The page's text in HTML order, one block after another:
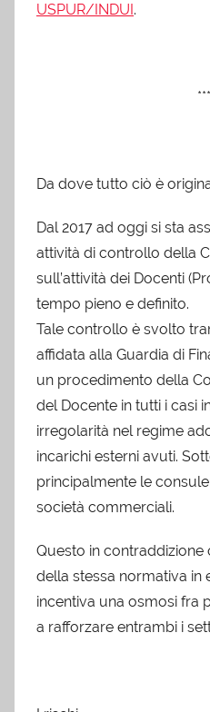
USPUR/INDUI.
***
Da dove tutto ciò è
Dal 2017 ad oggi si sta
attività di controllo della
sull’attività dei Docenti
tempo pieno e definito.
Tale controllo è svolto
affidata alla Guardia di
un procedimento della
del Docente in tutti i casi
irregolarità nel regime
incarichi esterni avuti.
principalmente le
società commerciali.
Questo in
della stessa normativa in
incentiva una osmosi fra
a rafforzare entrambi i